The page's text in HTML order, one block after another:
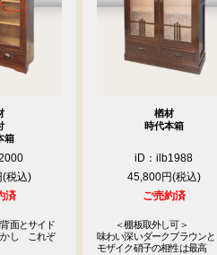
箱
済
面とサイド
し　これぞ
楢材
時代本箱
iD：ilb1988
45,800円
ご売約済
＜棚板取外し可＞
味わい深いダークブラウンと
モザイク硝子の相性は最高